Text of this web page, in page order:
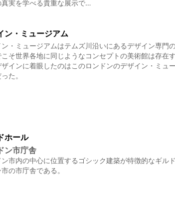
真実を学べる貴重な展示で…
ン・ミュージアム
・ミュージアムはテムズ川沿いにあるデザイン専門の
そ世界各地に同じようなコンセプトの美術館は存在
ザインに着眼したのはこのロンドンのデザイン・ミュ
た。
ホール
ン市庁舎
ン市内の中心に位置するゴシック建築が特徴的なギル
の市庁舎である。